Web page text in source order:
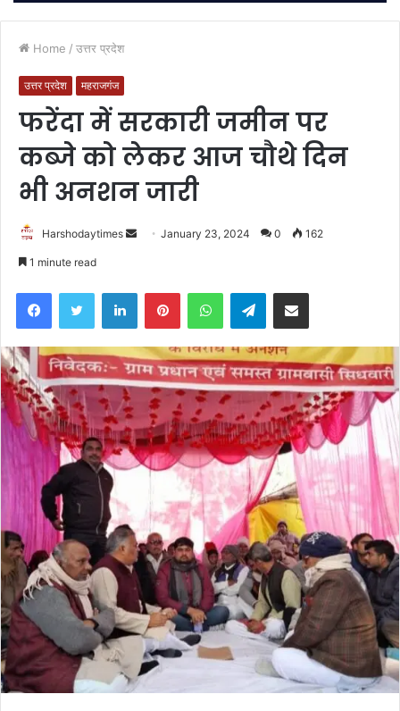
Home / उत्तर प्रदेश
उत्तर प्रदेश महराजगंज
फरेंदा में सरकारी जमीन पर
कब्जे को लेकर आज चौथे दिन
भी अनशन जारी
Harshodaytimes
SendJanuary 23, 2024 0 162
1 minute read
FacebookTwitter LinkedInPinterestWhatsAppTelegramShare via Email